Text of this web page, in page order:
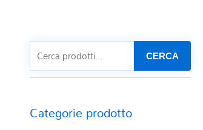
CERCA
Categorie prodotto